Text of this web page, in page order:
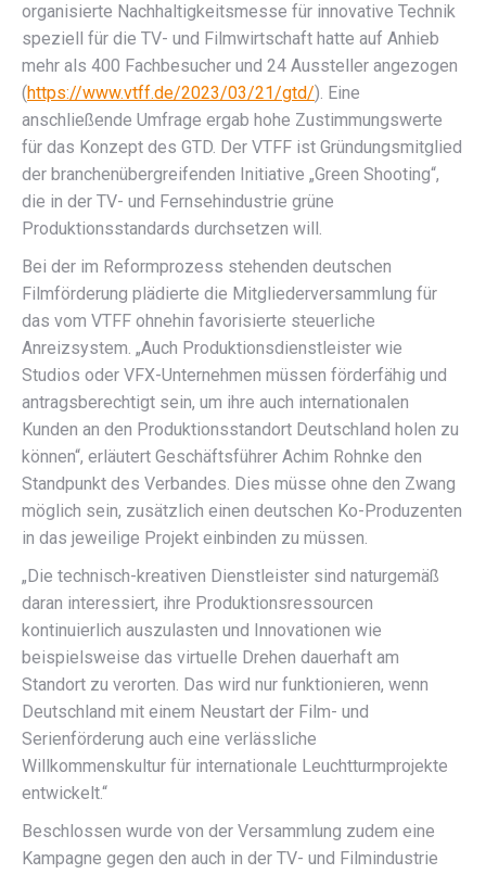
organisierte Nachhaltigkeitsmesse für innovative Technik
speziell für die TV- und Filmwirtschaft hatte auf Anhieb
mehr als 400 Fachbesucher und 24 Aussteller angezogen
(https://www.vtff.de/2023/03/21/gtd/). Eine
anschließende Umfrage ergab hohe Zustimmungswerte
für das Konzept des GTD. Der VTFF ist Gründungsmitglied
der branchenübergreifenden Initiative „Green Shooting“,
die in der TV- und Fernsehindustrie grüne
Produktionsstandards durchsetzen will.
Bei der im Reformprozess stehenden deutschen
Filmförderung plädierte die Mitgliederversammlung für
das vom VTFF ohnehin favorisierte steuerliche
Anreizsystem. „Auch Produktionsdienstleister wie
Studios oder VFX-Unternehmen müssen förderfähig und
antragsberechtigt sein, um ihre auch internationalen
Kunden an den Produktionsstandort Deutschland holen zu
können“, erläutert Geschäftsführer Achim Rohnke den
Standpunkt des Verbandes. Dies müsse ohne den Zwang
möglich sein, zusätzlich einen deutschen Ko-Produzenten
in das jeweilige Projekt einbinden zu müssen.
„Die technisch-kreativen Dienstleister sind naturgemäß
daran interessiert, ihre Produktionsressourcen
kontinuierlich auszulasten und Innovationen wie
beispielsweise das virtuelle Drehen dauerhaft am
Standort zu verorten. Das wird nur funktionieren, wenn
Deutschland mit einem Neustart der Film- und
Serienförderung auch eine verlässliche
Willkommenskultur für internationale Leuchtturmprojekte
entwickelt.“
Beschlossen wurde von der Versammlung zudem eine
Kampagne gegen den auch in der TV- und Filmindustrie